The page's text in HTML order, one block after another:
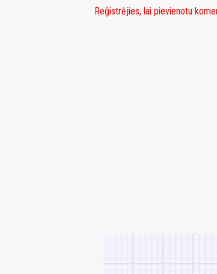
Reģistrējies, lai pievienotu